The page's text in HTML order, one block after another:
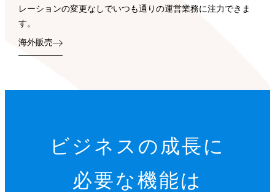
レーションの変更なしでいつも通りの運営業務に注力できま
す。
海外販売
ビジネスの成長に
必要な機能は